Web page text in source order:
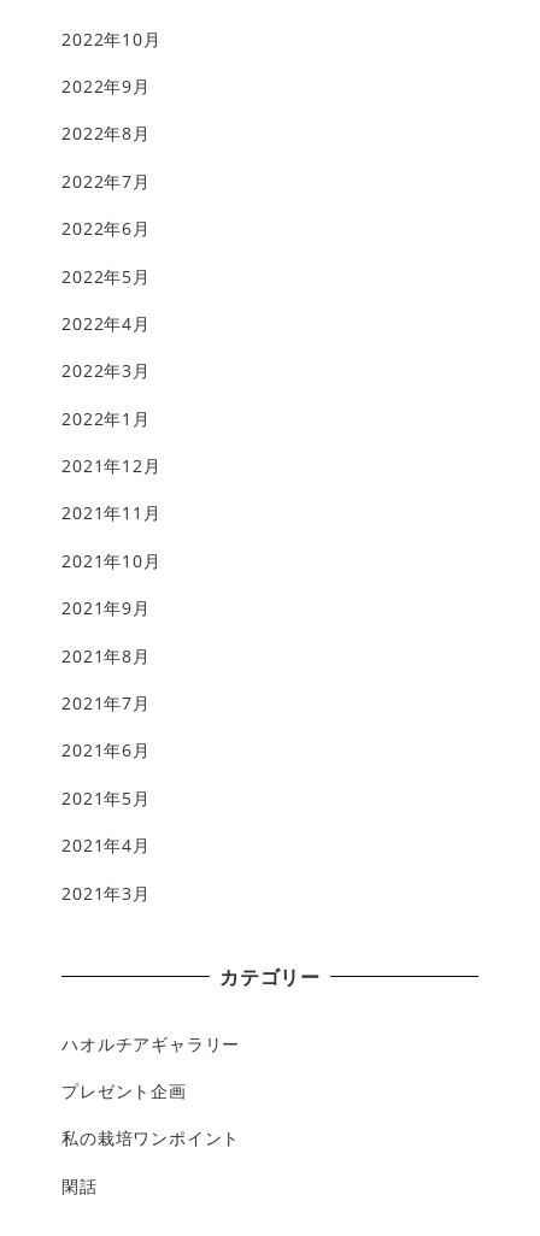
2022年10月
2022年9月
2022年8月
2022年7月
2022年6月
2022年5月
2022年4月
2022年3月
2022年1月
2021年12月
2021年11月
2021年10月
2021年9月
2021年8月
2021年7月
2021年6月
2021年5月
2021年4月
2021年3月
カテゴリー
ハオルチアギャラリー
プレゼント企画
私の栽培ワンポイント
閑話